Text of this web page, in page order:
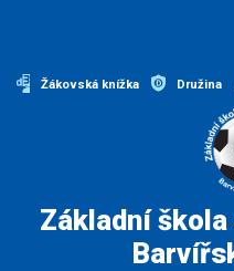
Žákovská knížka Družina
Základní